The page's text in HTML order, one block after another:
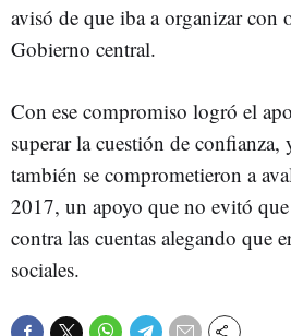
avisó de que iba a organizar con
Gobierno central.
Con ese compromiso logró el
superar la cuestión de confianza,
también se comprometieron a
2017, un apoyo que no evitó
contra las cuentas alegando que
sociales.